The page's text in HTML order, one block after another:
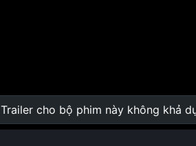
0:00 / 0:00
Loaded:
0%
Trailer cho bộ phim này không khả